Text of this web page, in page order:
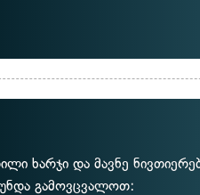
ხარჯი და მავნე
გამოვცვალოთ: